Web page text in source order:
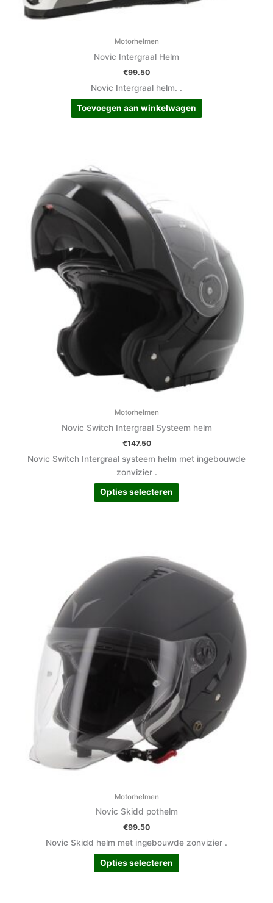
Motorhelmen
Novic Intergraal Helm
€99.50
Novic Intergraal helm. .
Toevoegen aan winkelwagen
Motorhelmen
Novic Switch Intergraal Systeem helm
€147.50
Novic Switch Intergraal systeem helm met ingebouwde
zonvizier .
Opties selecteren
Deze
gekozen
worden
op
de
productpagina
Motorhelmen
Novic Skidd pothelm
€99.50
Novic Skidd helm met ingebouwde zonvizier .
Opties selecteren
heeft
meerdere
kan
gekozen
worden
op
de
productpagina